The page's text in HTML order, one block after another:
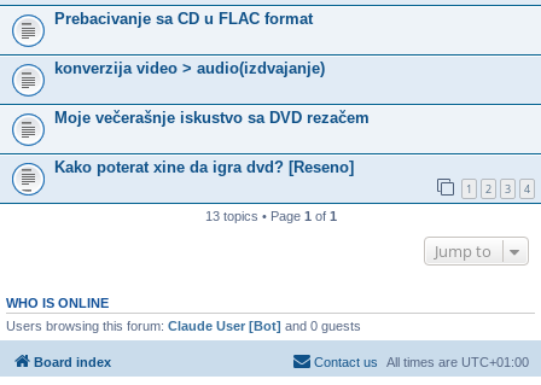
Prebacivanje sa CD u FLAC format
konverzija video > audio(izdvajanje)
Moje večerašnje iskustvo sa DVD rezačem
Kako poterat xine da igra dvd? [Reseno]
1 2 3 4
13 topics • Page 1 of 1
Jump to
WHO IS ONLINE
Users browsing this forum: Claude User [Bot] and 0 guests
Board index All times are UTC+01:00
Contact us